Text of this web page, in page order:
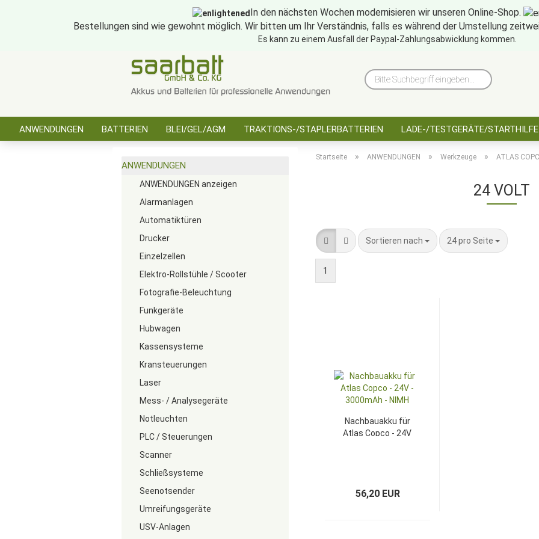
10 Jahre saarbatt
Bitte
In den nächsten Wochen modernisieren wir unseren Online-Shop.
Bestellungen sind wie gewohnt möglich. Wir bitten um Ihr Verständnis, falls es während der Umstellung
Es kann zu einem Ausfall der Paypal-Zahlungsabwicklung kommen.
ANWENDUNGEN BATTERIEN BLEI/GEL/AGM TRAKTIONS-/STAPLERBATTERIEN LADE-/TESTGERÄTE/STARTHILFE
Startseite » ANWENDUNGEN » Werkzeuge » ATLAS
24 VOLT
Sortieren nach
Sortieren nach 24 pro Seite
pro Seite
1
Nachbauakku für
Atlas Copco - 24V
56,20 EUR
ANWENDUNGEN
ANWENDUNGEN anzeigen
Alarmanlagen
Automatiktüren
Drucker
Einzelzellen
Elektro-Rollstühle / Scooter
Fotografie-Beleuchtung
Funkgeräte
Hubwagen
Kassensysteme
Kransteuerungen
Laser
Mess- / Analysegeräte
Notleuchten
PLC / Steuerungen
Scanner
Schließsysteme
Seenotsender
Umreifungsgeräte
USV-Anlagen